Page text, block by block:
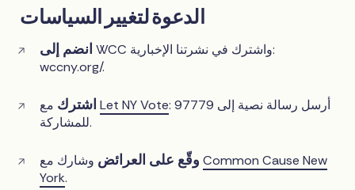
الدعوة لتغيير السياسات
انضم إلىWCC واشترك في نشرتنا الإخبارية:
wccny.org/.
اشترك معLet NY Vote: أرسل رسالة نصية إلى 97779
للمشاركة.
وقّع على العرائض وشارك معCommon Cause New
York.